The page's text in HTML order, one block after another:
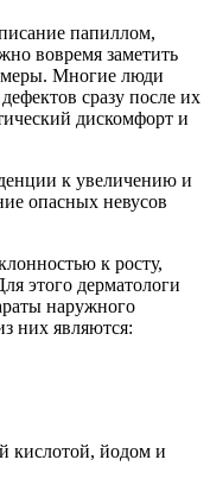
папиллом,
вовремя заметить
меры. Многие люди
сразу после их
дискомфорт и
к увеличению и
опасных невусов
к росту,
этого дерматологи
наружного
них являются:
кислотой, йодом и